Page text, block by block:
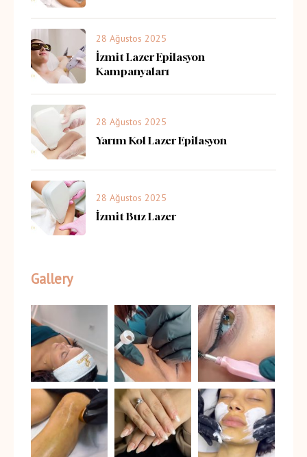
28 Ağustos 2025
İzmit Lazer Epilasyon
Kampanyaları
28 Ağustos 2025
Yarım Kol Lazer Epilasyon
28 Ağustos 2025
İzmit Buz Lazer
Gallery